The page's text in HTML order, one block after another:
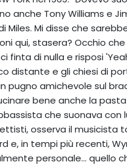
anche Tony Williams e
Mi disse che
qui, stasera? Occhio
finta di nulla e risposi
distante e gli chiesi di
pugno amichevole sul
bene anche la
che suonava con
osserva il musicista
e, in tempi più recenti,
personale... quello